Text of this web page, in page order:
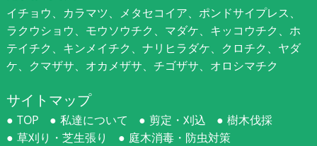
イチョウ、カラマツ、メタセコイア、ポンドサイプレス、
ラクウショウ、モウソウチク、マダケ、キッコウチク、ホ
テイチク、キンメイチク、ナリヒラダケ、クロチク、ヤダ
ケ、クマザサ、オカメザサ、チゴザサ、オロシマチク
サイトマップ
TOP 私達について 剪定・刈込
樹木伐採
草刈り・芝生張り
庭木消毒・防虫対策